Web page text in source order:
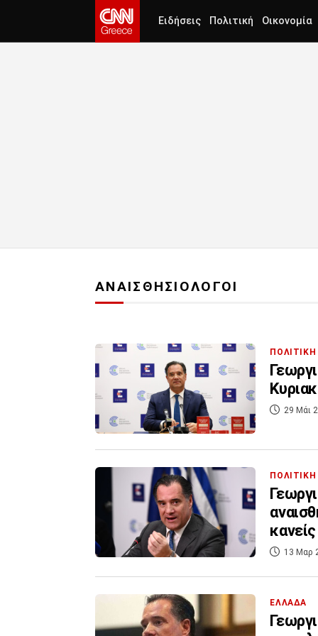
Ειδήσεις Πολιτική Οικονομία
ΑΝΑΙΣΘΗΣΙΟΛΟΓΟΙ
ΠΟΛΙΤΙΚΗ
29 Μάι
ΠΟΛΙΤΙΚΗ
κανείς
13 Μαρ
ΕΛΛΑΔΑ